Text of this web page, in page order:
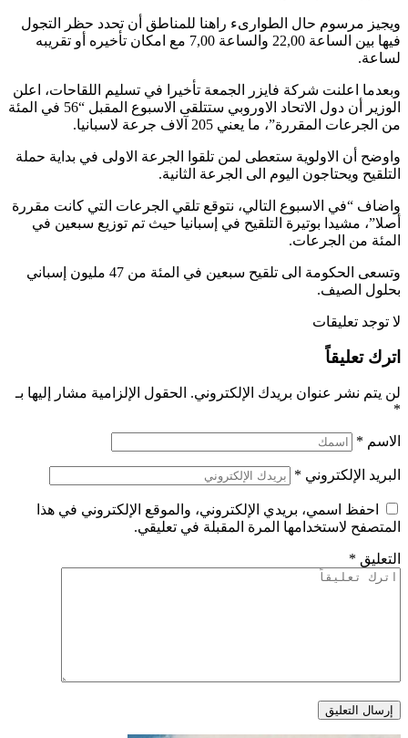
ويجيز مرسوم حال الطوارىء راهنا للمناطق أن تحدد حظر التجول
فيها بين الساعة 22,00 والساعة 7,00 مع امكان تأخيره أو تقريبه
لساعة.
وبعدما اعلنت شركة فايزر الجمعة تأخيرا في تسليم اللقاحات، اعلن
الوزير أن دول الاتحاد الاوروبي ستتلقى الاسبوع المقبل “56 في المئة
من الجرعات المقررة”، ما يعني 205 آلاف جرعة لاسبانيا.
واوضح أن الاولوية ستعطى لمن تلقوا الجرعة الاولى في بداية حملة
التلقيح ويحتاجون اليوم الى الجرعة الثانية.
واضاف “في الاسبوع التالي، نتوقع تلقي الجرعات التي كانت مقررة
أصلا”، مشيدا بوتيرة التلقيح في إسبانيا حيث تم توزيع سبعين في
المئة من الجرعات.
وتسعى الحكومة الى تلقيح سبعين في المئة من 47 مليون إسباني
بحلول الصيف.
لا توجد تعليقات
اترك تعليقاً
لن يتم نشر عنوان بريدك الإلكتروني. الحقول الإلزامية مشار إليها بـ
*
الاسم *
البريد الإلكتروني *
احفظ اسمي، بريدي الإلكتروني، والموقع الإلكتروني في هذا
المتصفح لاستخدامها المرة المقبلة في تعليقي.
التعليق *